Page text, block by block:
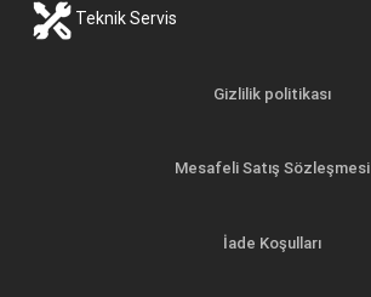
Teknik Servis
Gizlilik politikası
Mesafeli Satış Sözleşmesi
İade Koşulları